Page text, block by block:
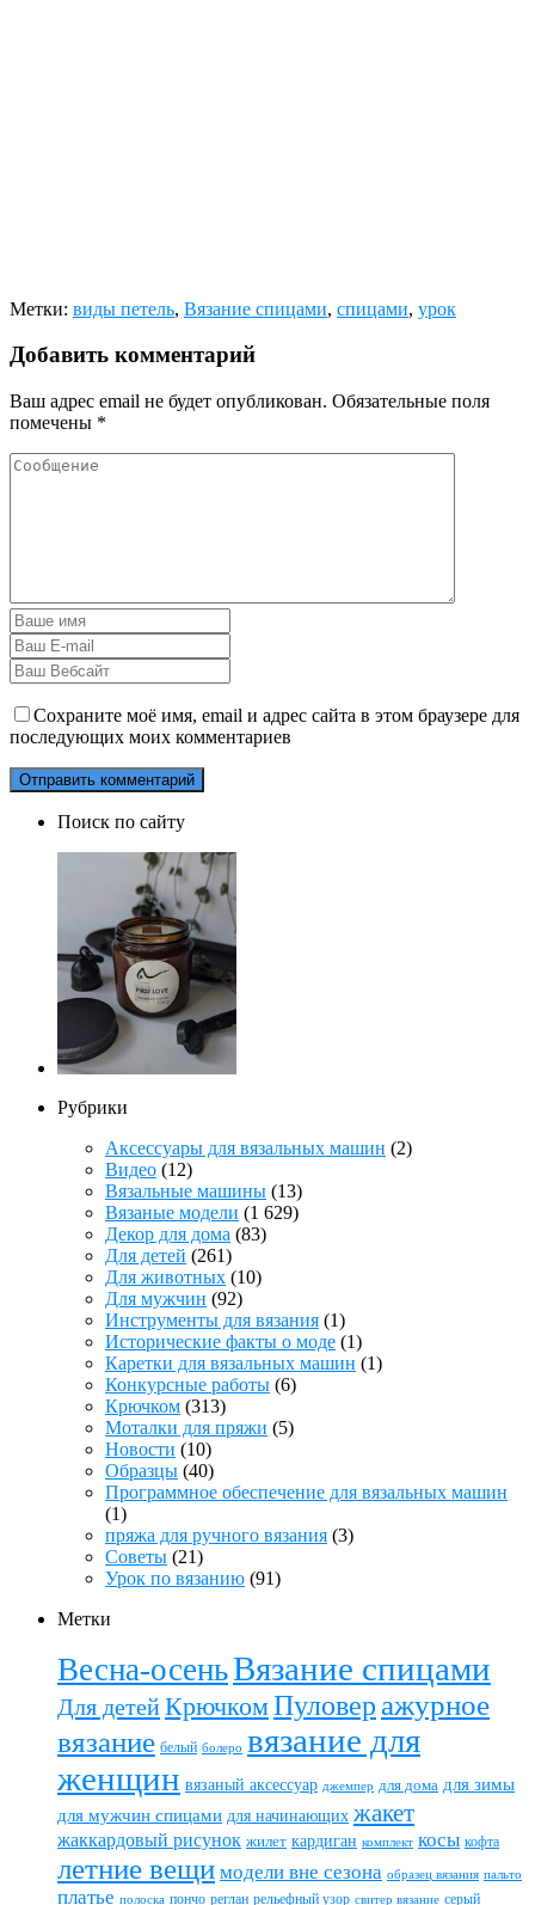
Метки: виды петель, Вязание спицами, спицами, урок
Добавить комментарий
Ваш адрес email не будет опубликован. Обязательные поля
помечены *
Сохраните моё имя, email и адрес сайта в этом браузере для
последующих моих комментариев
Поиск по сайту
Рубрики
Аксессуары для вязальных машин (2)
Видео (12)
Вязальные машины (13)
Вязаные модели (1 629)
Декор для дома (83)
Для детей (261)
Для животных (10)
Для мужчин (92)
Инструменты для вязания (1)
Исторические факты о моде (1)
Каретки для вязальных машин (1)
Конкурсные работы (6)
Крючком (313)
Моталки для пряжи (5)
Новости (10)
Образцы (40)
Программное обеспечение для вязальных машин
(1)
пряжа для ручного вязания (3)
Советы (21)
Урок по вязанию (91)
Метки
Весна-осеньВязание спицами
Для детейКрючкомПуловер ажурное
вязание белый болеро вязание для
женщин вязаный аксессуар джемпер для дома для зимы
для мужчин спицами для начинающих жакет
жаккардовый рисунок жилет кардиган комплект косы кофта
летние вещи модели вне сезона образец вязания пальто
платье полоска пончо реглан рельефный узор свитер вязание серый